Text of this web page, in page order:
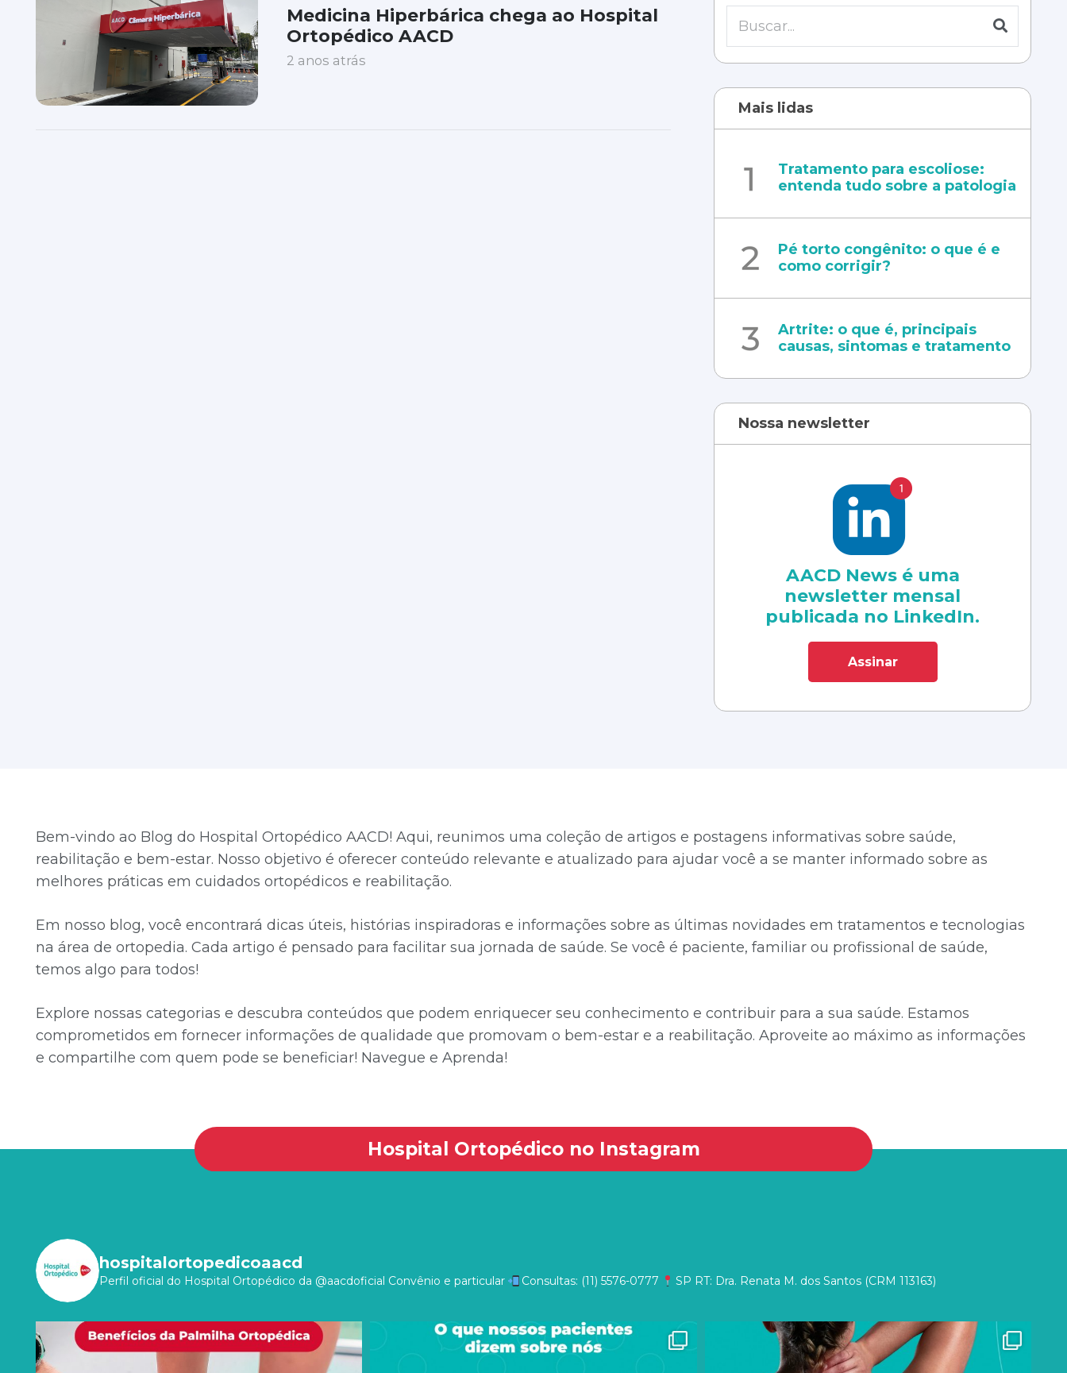
Medicina Hiperbárica chega ao Hospital
Ortopédico AACD
2 anos atrás
Mais lidas
Tratamento para escoliose:
entenda tudo sobre a patologia
Pé torto congênito: o que é e
como corrigir?
Artrite: o que é, principais
causas, sintomas e tratamento
Nossa newsletter
AACD News é uma
newsletter mensal
publicada no LinkedIn.
Assinar
Bem-vindo ao Blog do Hospital Ortopédico AACD! Aqui, reunimos uma coleção de artigos e postagens informativas sobre saúde,
reabilitação e bem-estar. Nosso objetivo é oferecer conteúdo relevante e atualizado para ajudar você a se manter informado sobre as
melhores práticas em cuidados ortopédicos e reabilitação.
Em nosso blog, você encontrará dicas úteis, histórias inspiradoras e informações sobre as últimas novidades em tratamentos e tecnologias
na área de ortopedia. Cada artigo é pensado para facilitar sua jornada de saúde. Se você é paciente, familiar ou profissional de saúde,
temos algo para todos!
Explore nossas categorias e descubra conteúdos que podem enriquecer seu conhecimento e contribuir para a sua saúde. Estamos
comprometidos em fornecer informações de qualidade que promovam o bem-estar e a reabilitação. Aproveite ao máximo as informações
e compartilhe com quem pode se beneficiar! Navegue e Aprenda!
Hospital Ortopédico no Instagram
hospitalortopedicoaacd
Perfil oficial do Hospital Ortopédico da @aacdoficial Convênio e particular Consultas: (11) 5576-0777 SP RT: Dra. Renata M. dos Santos (CRM 113163)